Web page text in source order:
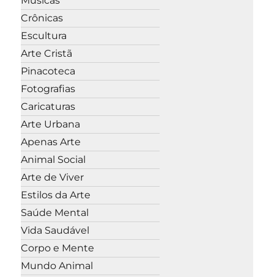
Crônicas
Escultura
Arte Cristã
Pinacoteca
Fotografias
Caricaturas
Arte Urbana
Apenas Arte
Animal Social
Arte de Viver
Estilos da Arte
Saúde Mental
Vida Saudável
Corpo e Mente
Mundo Animal